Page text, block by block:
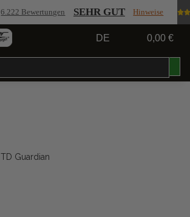
6.222 Bewertungen SEHR GUT Hinweise
DE 0,00 €